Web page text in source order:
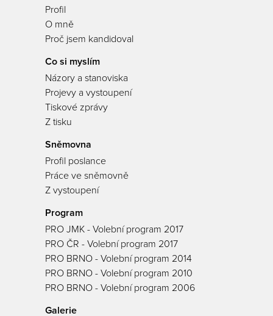
Profil
O mně
Proč jsem kandidoval
Co si myslím
Názory a stanoviska
Projevy a vystoupení
Tiskové zprávy
Z tisku
Sněmovna
Profil poslance
Práce ve sněmovně
Z vystoupení
Program
PRO JMK - Volební program 2017
PRO ČR - Volební program 2017
PRO BRNO - Volební program 2014
PRO BRNO - Volební program 2010
PRO BRNO - Volební program 2006
Galerie